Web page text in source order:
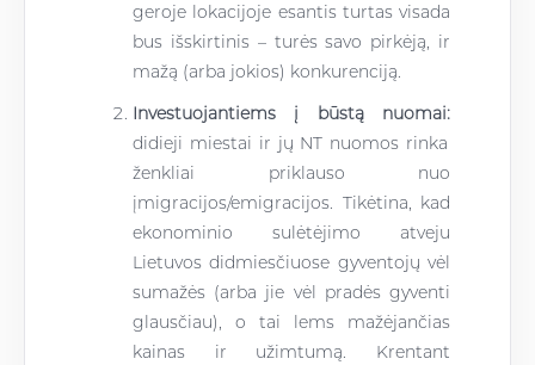
geroje lokacijoje esantis turtas visada
bus išskirtinis – turės savo pirkėją, ir
mažą (arba jokios) konkurenciją.
Investuojantiems į būstą nuomai:
didieji miestai ir jų NT nuomos rinka
ženkliai priklauso nuo
įmigracijos/emigracijos. Tikėtina, kad
ekonominio sulėtėjimo atveju
Lietuvos didmiesčiuose gyventojų vėl
sumažės (arba jie vėl pradės gyventi
glausčiau), o tai lems mažėjančias
kainas ir užimtumą. Krentant